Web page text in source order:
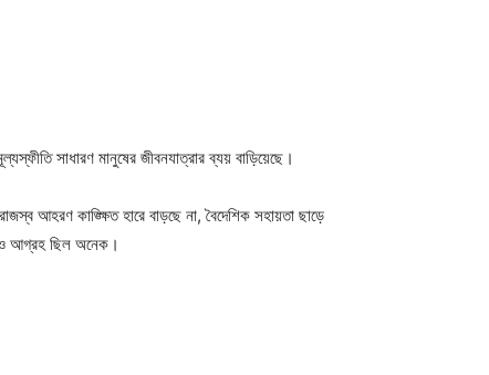
সাধারণ মানুষের জীবনযাত্রার ব্যয় বাড়িয়েছে।
আহরণ কাঙ্ক্ষিত হারে বাড়ছে না, বৈদেশিক সহায়তা ছাড়ে
ও আগ্রহ ছিল অনেক।